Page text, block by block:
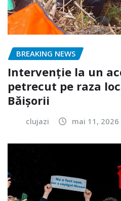
BREAKING NEWS
Intervenție la un
petrecut pe raza
Băișorii
clujazi mai 11, 2026